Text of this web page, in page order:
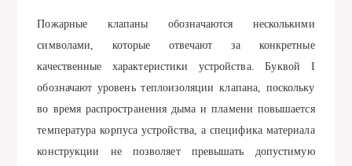
Пожарные клапаны обозначаются несколькими
символами, которые отвечают за конкретные
качественные характеристики устройства. Буквой I
обозначают уровень теплоизоляции клапана, поскольку
во время распространения дыма и пламени повышается
температура корпуса устройства, а специфика материала
конструкции не позволяет превышать допустимую